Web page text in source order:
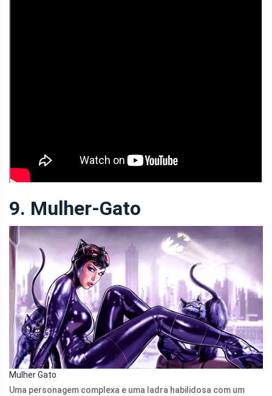
9. Mulher-Gato
Mulher Gato
Uma personagem complexa e uma ladra habilidosa com um